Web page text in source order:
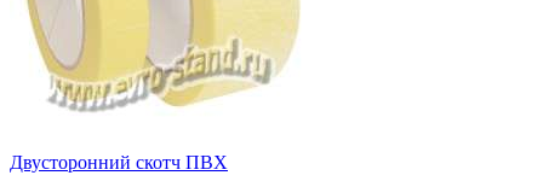
Двусторонний скотч ПВХ